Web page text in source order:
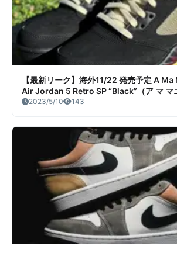
【最新リーク】海外11/22 発売予定 A
Air Jordan 5 Retro SP “Black”（ア マ マ
エアジョーダン5 ブラック）リーク情報ま
2023/5/10 143